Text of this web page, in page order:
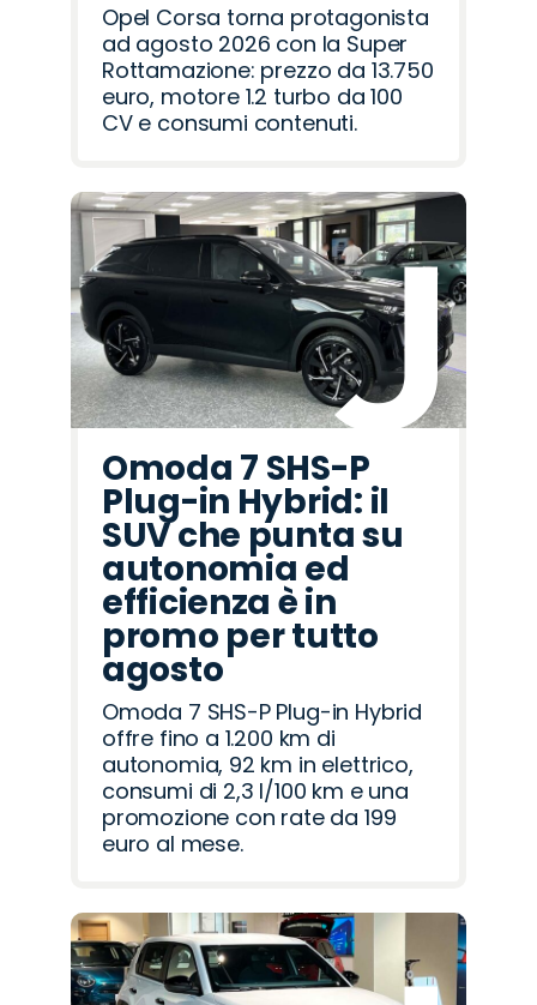
Opel Corsa torna protagonista
ad agosto 2026 con la Super
Rottamazione: prezzo da 13.750
euro, motore 1.2 turbo da 100
CV e consumi contenuti.
Omoda 7 SHS-P
Plug-in Hybrid: il
SUV che punta su
autonomia ed
efficienza è in
promo per tutto
agosto
Omoda 7 SHS-P Plug-in Hybrid
offre fino a 1.200 km di
autonomia, 92 km in elettrico,
consumi di 2,3 l/100 km e una
promozione con rate da 199
euro al mese.